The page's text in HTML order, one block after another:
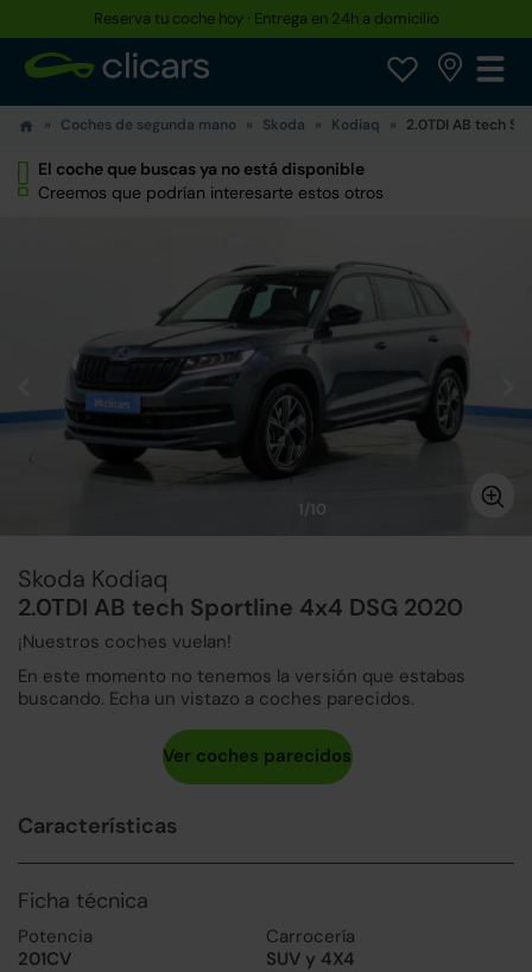
Reserva tu coche hoy · Entrega en 24h a domicilio
Coches de segunda mano Skoda Kodiaq 2.0TDI AB tech
El coche que buscas ya no está disponible
Creemos que podrían interesarte estos otros
1/10
Skoda Kodiaq
2.0TDI AB tech Sportline 4x4 DSG 2020
¡Nuestros coches vuelan!
En este momento no tenemos la versión que estabas
buscando. Echa un vistazo a coches parecidos.
Características
Ficha técnica
Potencia
201CV
Carrocería
SUV y 4X4